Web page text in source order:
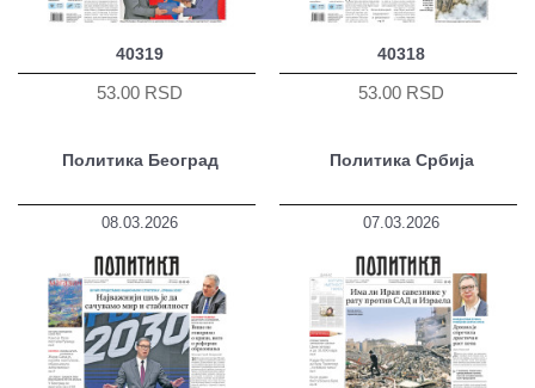
40319
53.00 RSD
40318
53.00 RSD
Политика Београд
08.03.2026
Политика Србија
07.03.2026